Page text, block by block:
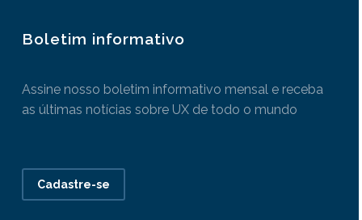
Boletim informativo
Assine nosso boletim informativo mensal e receba
as últimas notícias sobre UX de todo o mundo
Cadastre-se